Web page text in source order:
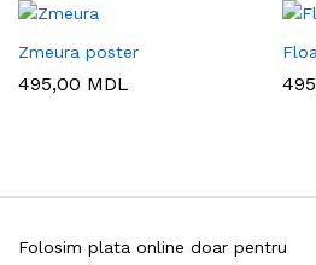
Zmeura poster
495,00 MDL
Folosim plata online doar pentru